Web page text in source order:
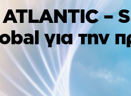
–
για την